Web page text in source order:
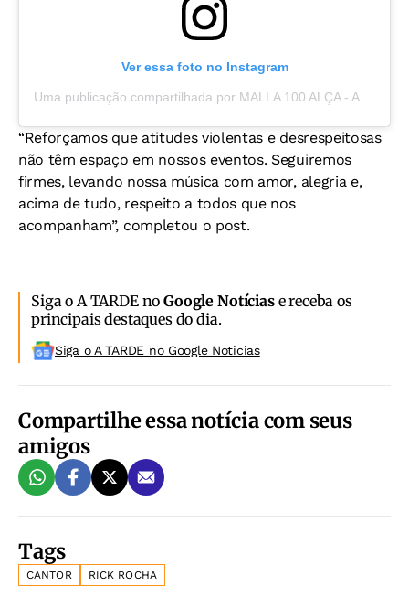
Ver essa foto no Instagram
“Reforçamos que atitudes violentas e desrespeitosas
não têm espaço em nossos eventos. Seguiremos
firmes, levando nossa música com amor, alegria e,
acima de tudo, respeito a todos que nos
acompanham”, completou o post.
Siga o A TARDE noGoogle Notíciase receba os
principais destaques do dia.
Siga o A TARDE no Google Noticias
Compartilhe essa notícia com seus
amigos
Tags
CANTOR RICK ROCHA